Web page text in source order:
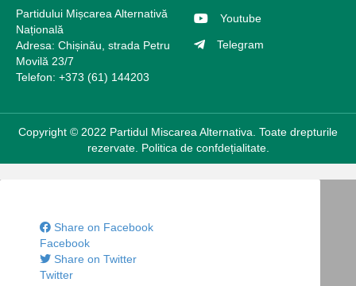
Partidului Mișcarea Alternativă
Națională
Adresa: Chișinău, strada Petru
Movilă 23/7
Telefon: +373 (61) 144203
Youtube
Telegram
Copyright © 2022 Partidul Miscarea Alternativa. Toate drepturile
rezervate. Politica de confdețialitate.
Share on Facebook
Facebook
Share on Twitter
Twitter